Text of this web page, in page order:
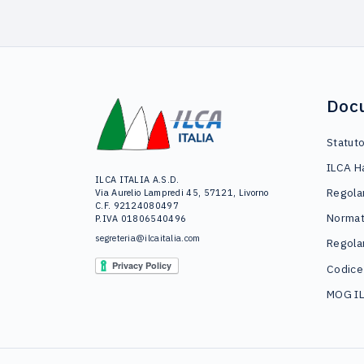
ILCA ITALIA A.S.D.
Via Aurelio Lampredi 45, 57121, Livorno
C.F. 92124080497
P.IVA 01806540496
segreteria@ilcaitalia.com
Statuto
ILCA
MOG